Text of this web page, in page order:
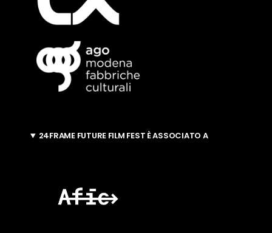
24FRAME FUTURE FILM FEST È ASSOCIATO A